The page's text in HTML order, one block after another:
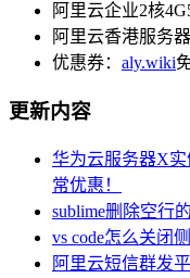
阿里云企业2核
阿里云香港服务
优惠券： aly.wiki
更新内容
华为云服务器X实
常优惠！
sublime删除空行
vs code怎么关闭
阿里云短信群发